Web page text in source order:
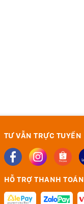
TƯ VẪN TRỰC TUYẾN
HỖ TRỢ THANH TOÁN